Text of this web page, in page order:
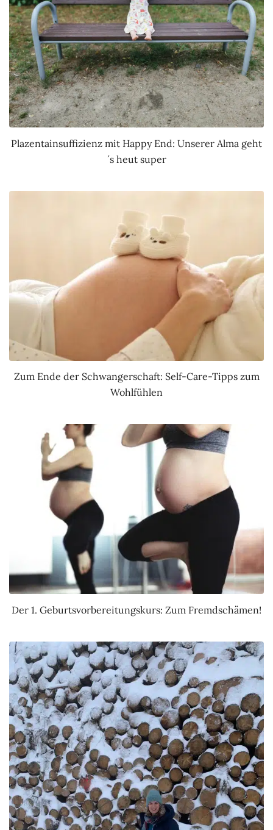
Plazentainsuffizienz mit Happy End: Unserer Alma geht
´s heut super
Zum Ende der Schwangerschaft: Self-Care-Tipps zum
Wohlfühlen
Der 1. Geburtsvorbereitungskurs: Zum Fremdschämen!